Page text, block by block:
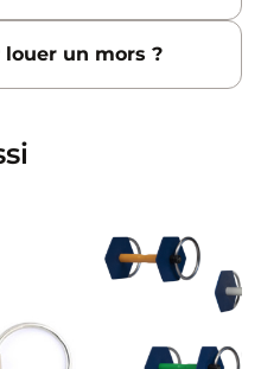
un mors ?